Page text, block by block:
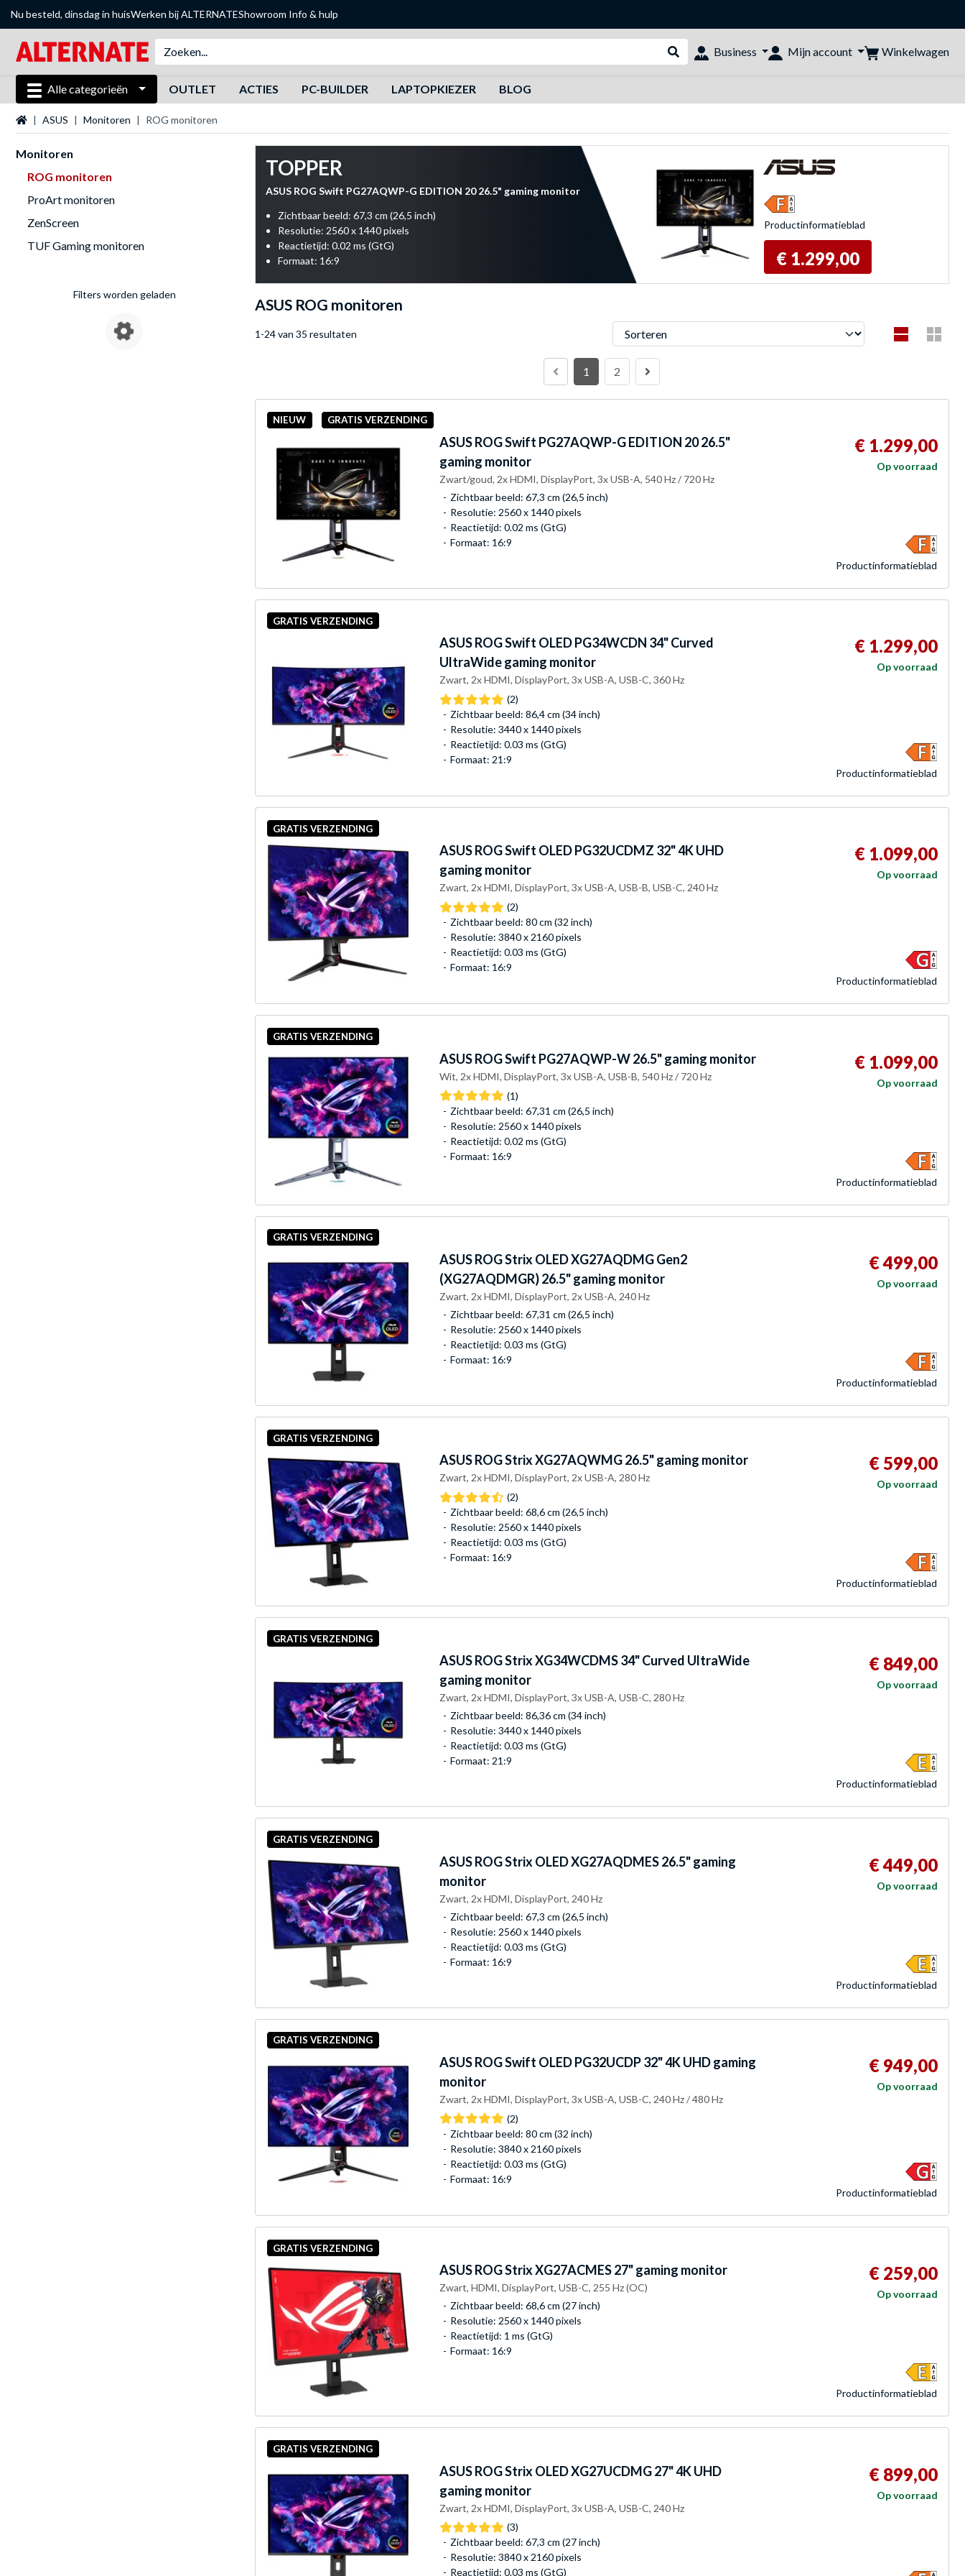
Nu besteld, dinsdag in huisWerken bij ALTERNATEShowroom Info & hulp
Webshop doorzoeken
Business Mijn account Winkelwagen
Alle categorieën OUTLET ACTIES PC-BUILDER LAPTOPKIEZER BLOG
Startpagina
ASUS Monitoren ROG monitoren
Monitoren
ROG monitoren
ProArt monitoren
ZenScreen
TUF Gaming monitoren
Filters worden geladen
TOPPER
ASUS ROG Swift PG27AQWP-G EDITION 20 26.5" gaming monitor
Zichtbaar beeld: 67,3 cm (26,5 inch)
Resolutie: 2560 x 1440 pixels
Reactietijd: 0.02 ms (GtG)
Formaat: 16:9
Product­informatieblad
€ 1.299,00
ASUS ROG monitoren
1-24 van 35 resultaten Sorteren
1 2
NIEUW GRATIS VERZENDING
ASUSROG Swift PG27AQWP-G EDITION 20 26.5"
gaming monitor
Zwart/goud, 2x HDMI, DisplayPort, 3x USB-A, 540 Hz / 720 Hz
Zichtbaar beeld: 67,3 cm (26,5 inch)
Resolutie: 2560 x 1440 pixels
Reactietijd: 0.02 ms (GtG)
Formaat: 16:9
€ 1.299,00
Op voorraad
Product­informatieblad
GRATIS VERZENDING
ASUSROG Swift OLED PG34WCDN 34" Curved
UltraWide gaming monitor
Zwart, 2x HDMI, DisplayPort, 3x USB-A, USB-C, 360 Hz
(2)
Zichtbaar beeld: 86,4 cm (34 inch)
Resolutie: 3440 x 1440 pixels
Reactietijd: 0.03 ms (GtG)
Formaat: 21:9
€ 1.299,00
Op voorraad
Product­informatieblad
GRATIS VERZENDING
ASUSROG Swift OLED PG32UCDMZ 32" 4K UHD
gaming monitor
Zwart, 2x HDMI, DisplayPort, 3x USB-A, USB-B, USB-C, 240 Hz
(2)
Zichtbaar beeld: 80 cm (32 inch)
Resolutie: 3840 x 2160 pixels
Reactietijd: 0.03 ms (GtG)
Formaat: 16:9
€ 1.099,00
Op voorraad
Product­informatieblad
GRATIS VERZENDING
ASUSROG Swift PG27AQWP-W 26.5" gaming monitor
Wit, 2x HDMI, DisplayPort, 3x USB-A, USB-B, 540 Hz / 720 Hz
(1)
Zichtbaar beeld: 67,31 cm (26,5 inch)
Resolutie: 2560 x 1440 pixels
Reactietijd: 0.02 ms (GtG)
Formaat: 16:9
€ 1.099,00
Op voorraad
Product­informatieblad
GRATIS VERZENDING
ASUSROG Strix OLED XG27AQDMG Gen2
(XG27AQDMGR) 26.5" gaming monitor
Zwart, 2x HDMI, DisplayPort, 2x USB-A, 240 Hz
Zichtbaar beeld: 67,31 cm (26,5 inch)
Resolutie: 2560 x 1440 pixels
Reactietijd: 0.03 ms (GtG)
Formaat: 16:9
€ 499,00
Op voorraad
Product­informatieblad
GRATIS VERZENDING
ASUSROG Strix XG27AQWMG 26.5" gaming monitor
Zwart, 2x HDMI, DisplayPort, 2x USB-A, 280 Hz
(2)
Zichtbaar beeld: 68,6 cm (26,5 inch)
Resolutie: 2560 x 1440 pixels
Reactietijd: 0.03 ms (GtG)
Formaat: 16:9
€ 599,00
Op voorraad
Product­informatieblad
GRATIS VERZENDING
ASUSROG Strix XG34WCDMS 34" Curved UltraWide
gaming monitor
Zwart, 2x HDMI, DisplayPort, 3x USB-A, USB-C, 280 Hz
Zichtbaar beeld: 86,36 cm (34 inch)
Resolutie: 3440 x 1440 pixels
Reactietijd: 0.03 ms (GtG)
Formaat: 21:9
€ 849,00
Op voorraad
Product­informatieblad
GRATIS VERZENDING
ASUSROG Strix OLED XG27AQDMES 26.5" gaming
monitor
Zwart, 2x HDMI, DisplayPort, 240 Hz
Zichtbaar beeld: 67,3 cm (26,5 inch)
Resolutie: 2560 x 1440 pixels
Reactietijd: 0.03 ms (GtG)
Formaat: 16:9
€ 449,00
Op voorraad
Product­informatieblad
GRATIS VERZENDING
ASUSROG Swift OLED PG32UCDP 32" 4K UHD gaming
monitor
Zwart, 2x HDMI, DisplayPort, 3x USB-A, USB-C, 240 Hz / 480 Hz
(2)
Zichtbaar beeld: 80 cm (32 inch)
Resolutie: 3840 x 2160 pixels
Reactietijd: 0.03 ms (GtG)
Formaat: 16:9
€ 949,00
Op voorraad
Product­informatieblad
GRATIS VERZENDING
ASUSROG Strix XG27ACMES 27" gaming monitor
Zwart, HDMI, DisplayPort, USB-C, 255 Hz (OC)
Zichtbaar beeld: 68,6 cm (27 inch)
Resolutie: 2560 x 1440 pixels
Reactietijd: 1 ms (GtG)
Formaat: 16:9
€ 259,00
Op voorraad
Product­informatieblad
GRATIS VERZENDING
ASUSROG Strix OLED XG27UCDMG 27" 4K UHD
gaming monitor
Zwart, 2x HDMI, DisplayPort, 3x USB-A, USB-C, 240 Hz
(3)
Zichtbaar beeld: 67,3 cm (27 inch)
Resolutie: 3840 x 2160 pixels
Reactietijd: 0.03 ms (GtG)
€ 899,00
Op voorraad